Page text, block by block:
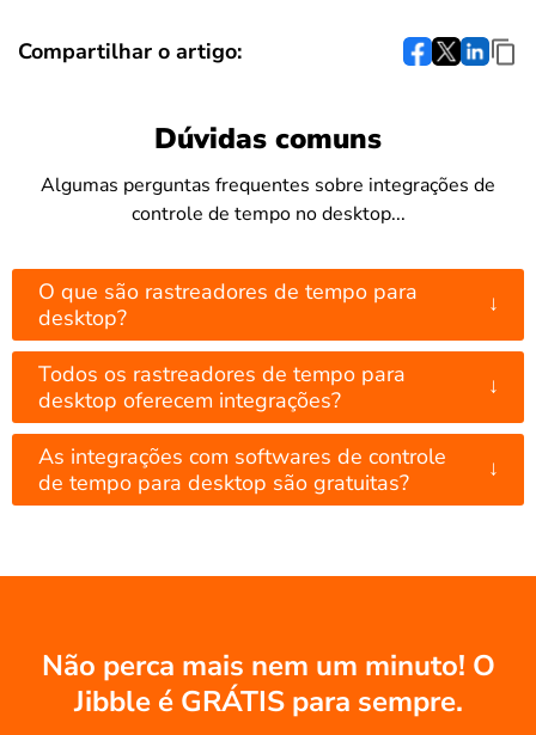
Compartilhar o artigo:
Dúvidas comuns
Algumas perguntas frequentes sobre integrações de
controle de tempo no desktop...
O que são rastreadores de tempo para
desktop?
↓
Todos os rastreadores de tempo para
desktop oferecem integrações?
↓
As integrações com softwares de controle
de tempo para desktop são gratuitas?
↓
Não perca mais nem um minuto! O
Jibble é GRÁTIS para sempre.